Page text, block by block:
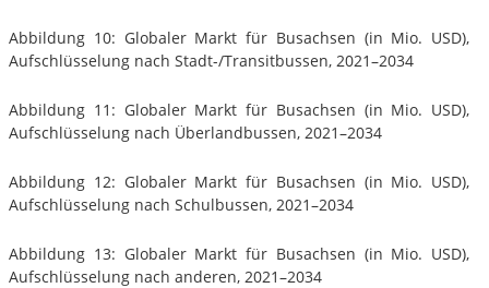
Abbildung 10: Globaler Markt für Busachsen (in Mio. USD),
Aufschlüsselung nach Stadt-/Transitbussen, 2021–2034
Abbildung 11: Globaler Markt für Busachsen (in Mio. USD),
Aufschlüsselung nach Überlandbussen, 2021–2034
Abbildung 12: Globaler Markt für Busachsen (in Mio. USD),
Aufschlüsselung nach Schulbussen, 2021–2034
Abbildung 13: Globaler Markt für Busachsen (in Mio. USD),
Aufschlüsselung nach anderen, 2021–2034